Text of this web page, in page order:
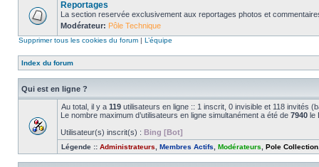
Reportages
La section reservée exclusivement aux reportages photos et
Modérateur: Pôle Technique
Supprimer tous les cookies du forum | L’équipe
Index du forum
Qui est en ligne ?
Au total, il y a 119 utilisateurs en ligne :: 1 inscrit, 0 invisible et 118 invités
Le nombre maximum d’utilisateurs en ligne simultanément a été de 7940 le
Utilisateur(s) inscrit(s) : Bing [Bot]
Légende :: Administrateurs Membres Actifs Modérateurs Pole Collection